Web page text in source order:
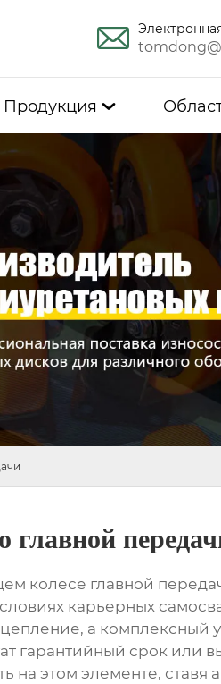
Продукция 
главной
колесе главной
карьерных
а комплексный
гарантийный срок или
на этом элементе,